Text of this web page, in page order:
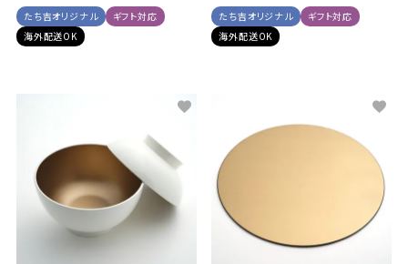
たち吉オリジナル
ギフト対応
海外配送OK
たち吉オリジナル
ギフト対応
海外配送OK